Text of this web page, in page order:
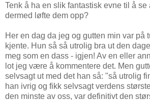
Tenk å ha en slik fantastisk evne til å se
dermed løfte dem opp?
Her en dag da jeg og gutten min var på
kjente. Hun så så utrolig bra ut den
meg som en dass - igjen! Av en eller
lot jeg være å kommentere det. Men
selvsagt ut med det han så: "så utrolig
han ivrig og fikk selvsagt verdens
den minste av oss, var definitivt den